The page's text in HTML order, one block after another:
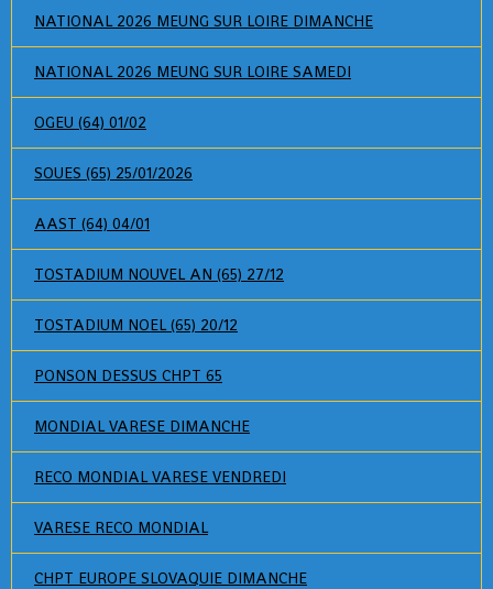
NATIONAL 2026 MEUNG SUR LOIRE DIMANCHE
NATIONAL 2026 MEUNG SUR LOIRE SAMEDI
OGEU (64) 01/02
SOUES (65) 25/01/2026
AAST (64) 04/01
TOSTADIUM NOUVEL AN (65) 27/12
TOSTADIUM NOEL (65) 20/12
PONSON DESSUS CHPT 65
MONDIAL VARESE DIMANCHE
RECO MONDIAL VARESE VENDREDI
VARESE RECO MONDIAL
CHPT EUROPE SLOVAQUIE DIMANCHE